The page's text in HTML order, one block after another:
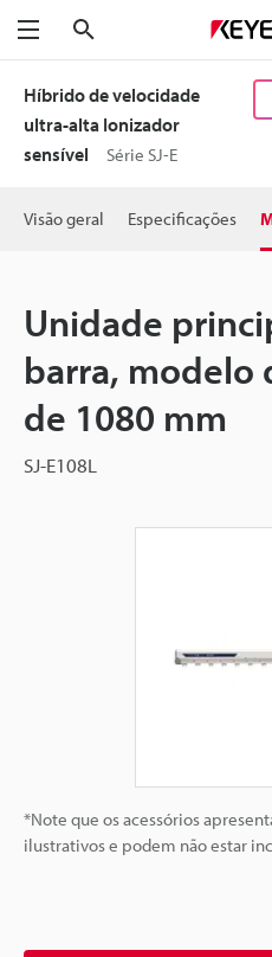
Menu
Híbrido de velocidade
ultra-alta Ionizador
sensível
Série SJ-E
Visão geral Especificações
Unidade
barra, modelo
de 1080 mm
SJ-E108L
*Note que os acessórios
ilustrativos e podem não estar